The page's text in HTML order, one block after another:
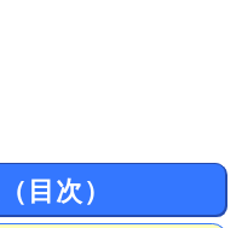
目次）